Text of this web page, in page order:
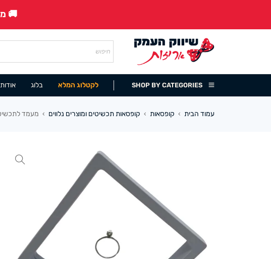
🚚
SHOP BY CATEGORIES לקטלוג המלא בלוג
עמוד הבית › קופסאות › קופסאות תכשיטים ומוצרים נלווים › מעמד לתכשיטים מסגרת